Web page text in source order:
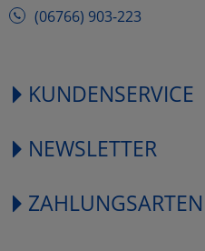
(06766) 903-223
KUNDENSERVICE
NEWSLETTER
ZAHLUNGSARTEN